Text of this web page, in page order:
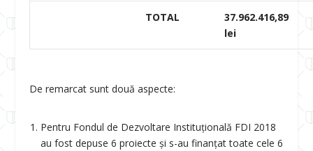
TOTAL
37.962.416,89
lei
De remarcat sunt două aspecte:
Pentru Fondul de Dezvoltare Instituţională FDI 2018
au fost depuse 6 proiecte şi s-au finanţat toate cele 6